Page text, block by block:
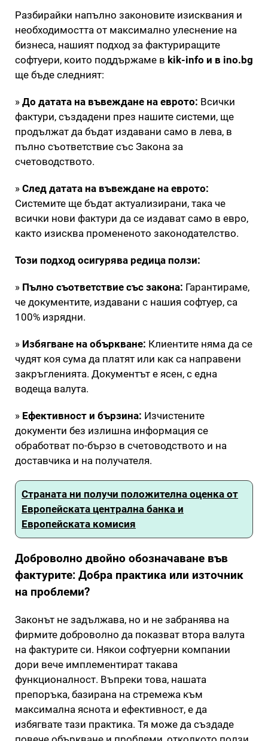
Разбирайки напълно законовите изисквания и
необходимостта от максимално улеснение на
бизнеса, нашият подход за фактуриращите
софтуери, които поддържаме в kik-info и в ino.bg
ще бъде следният:
» До датата на въвеждане на еврото: Всички
фактури, създадени през нашите системи, ще
продължат да бъдат издавани само в лева, в
пълно съответствие със Закона за
счетоводството.
» След датата на въвеждане на еврото:
Системите ще бъдат актуализирани, така че
всички нови фактури да се издават само в евро,
както изисква промененото законодателство.
Този подход осигурява редица ползи:
» Пълно съответствие със закона: Гарантираме,
че документите, издавани с нашия софтуер, са
100% изрядни.
» Избягване на объркване: Клиентите няма да се
чудят коя сума да платят или как са направени
закръгленията. Документът е ясен, с една
водеща валута.
» Ефективност и бързина: Изчистените
документи без излишна информация се
обработват по-бързо в счетоводството и на
доставчика и на получателя.
Страната ни получи положителна оценка от
Европейската централна банка и
Европейската комисия
Доброволно двойно обозначаване във
фактурите: Добра практика или източник
на проблеми?
Законът не задължава, но и не забранява на
фирмите доброволно да показват втора валута
на фактурите си. Някои софтуерни компании
дори вече имплементират такава
функционалност. Въпреки това, нашата
препоръка, базирана на стремежа към
максимална яснота и ефективност, е да
избягвате тази практика. Тя може да създаде